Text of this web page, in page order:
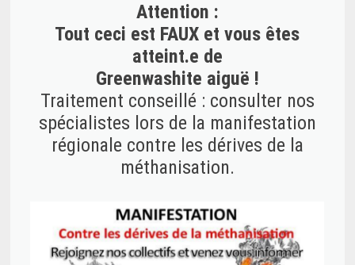
Attention :
Tout ceci est FAUX et vous êtes
atteint.e de
Greenwashite aiguë !
Traitement conseillé : consulter nos
spécialistes lors de la manifestation
régionale contre les dérives de la
méthanisation.